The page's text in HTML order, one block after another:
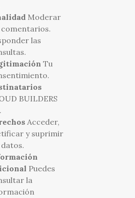
Moderar
las
Tu
BUILDERS
Acceder,
y suprimir
Puedes
la